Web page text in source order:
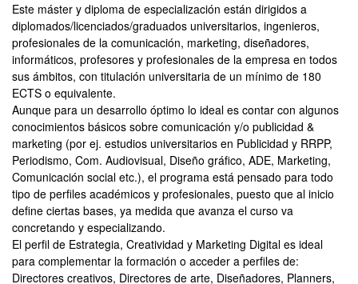
Este máster y diploma de especialización están dirigidos a
diplomados/licenciados/graduados universitarios, ingenieros,
profesionales de la comunicación, marketing, diseñadores,
informáticos, profesores y profesionales de la empresa en todos
sus ámbitos, con titulación universitaria de un mínimo de 180
ECTS o equivalente.
Aunque para un desarrollo óptimo lo ideal es contar con algunos
conocimientos básicos sobre comunicación y/o publicidad &
marketing (por ej. estudios universitarios en Publicidad y RRPP,
Periodismo, Com. Audiovisual, Diseño gráfico, ADE, Marketing,
Comunicación social etc.), el programa está pensado para todo
tipo de perfiles académicos y profesionales, puesto que al inicio
define ciertas bases, ya medida que avanza el curso va
concretando y especializando.
El perfil de Estrategia, Creatividad y Marketing Digital es ideal
para complementar la formación o acceder a perfiles de:
Directores creativos, Directores de arte, Diseñadores, Planners,